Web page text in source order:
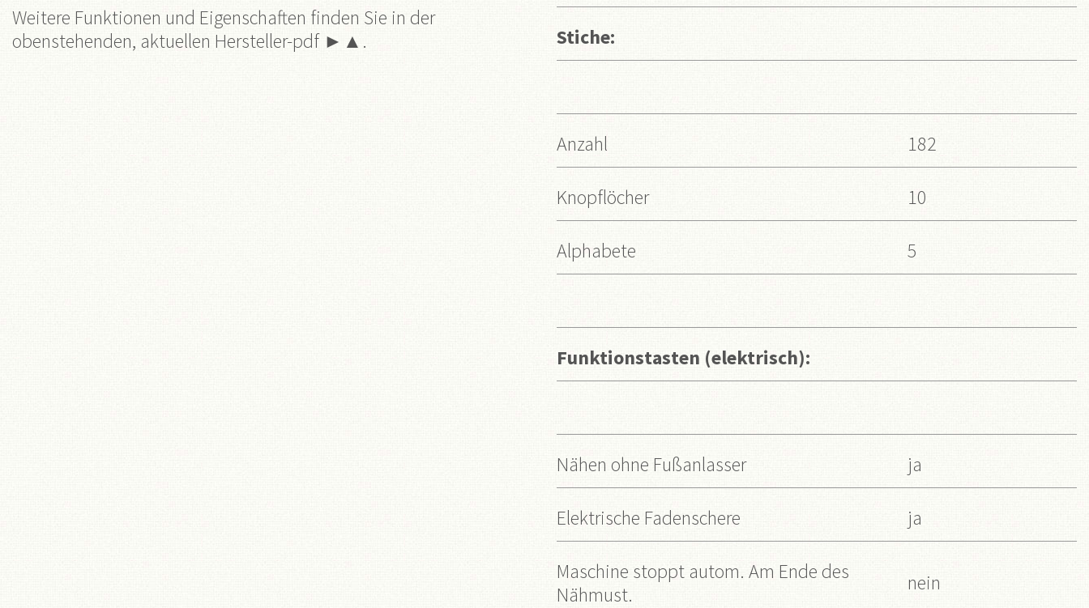
Weitere Funktionen und Eigenschaften finden Sie in der
obenstehenden, aktuellen Hersteller-pdf ►▲.
Stiche:
Anzahl 182
Knopflöcher 10
Alphabete 5
Funktionstasten (elektrisch):
Nähen ohne Fußanlasser ja
Elektrische Fadenschere ja
Maschine stoppt autom. Am Ende des
Nähmust.
nein